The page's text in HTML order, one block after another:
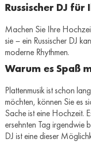
Russischer DJ für
Machen Sie Ihre
sie – ein Russischer DJ
moderne Rhythmen.
Warum es Spaß
Plattenmusik ist schon
möchten, können Sie es
Sache ist eine Hochzeit.
ersehnten Tag irgendwie
DJ ist eine dieser